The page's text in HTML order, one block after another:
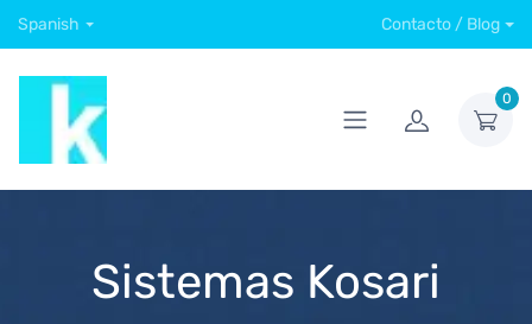
Spanish Contacto / Blog
0
Sistemas Kosari